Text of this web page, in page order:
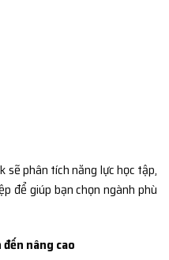
sẽ phân tích năng lực học tập,
để giúp bạn chọn ngành phù
nâng cao